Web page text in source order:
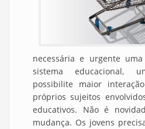
necessária e urgente
sistema educacional,
possibilite maior
próprios sujeitos
educativos. Não é
mudança. Os jovens